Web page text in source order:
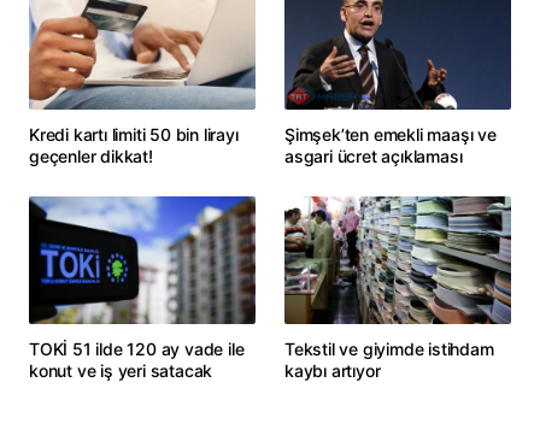
Kredi kartı limiti 50 bin lirayı
geçenler dikkat!
Şimşek’ten emekli maaşı ve
asgari ücret açıklaması
TOKİ 51 ilde 120 ay vade ile
konut ve iş yeri satacak
Tekstil ve giyimde istihdam
kaybı artıyor